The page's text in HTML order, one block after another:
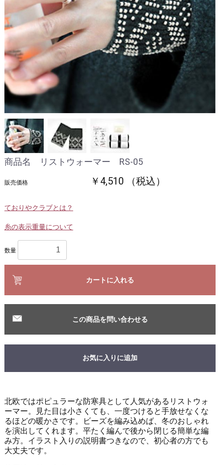
商品名 リストウォーマー RS-05
販売価格 ￥4,510 （税込）
ておりやクラブとは？
糸の表示重量について
数量
カートに入れる
この商品を問い合わせる
お気に入りに追加
北欧ではポピュラーな防寒具として人気があるリストウォ
ーマー。見た目は小さくても、一度つけると手放せなくな
るほどの暖かさです。ビーズを編み込めば、冬のおしゃれ
を演出してくれます。平たく編んで後から閉じる簡単な編
み方。イラスト入りの説明書つきなので、初心者の方でも
大丈夫です。